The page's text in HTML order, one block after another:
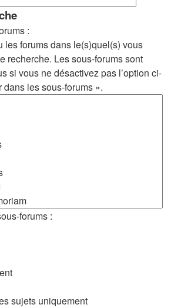
:
les forums dans le(s)quel(s) vous
recherche. Les sous-forums sont
si vous ne désactivez pas l’option ci-
les sous-forums ».
forums :
sujets uniquement